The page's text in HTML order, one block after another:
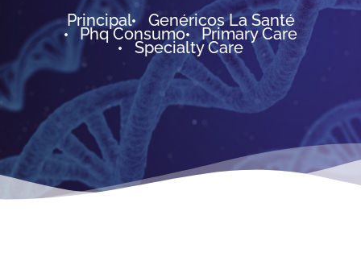
Principal Genéricos La Santé
Phq Consumo Primary Care
Specialty Care